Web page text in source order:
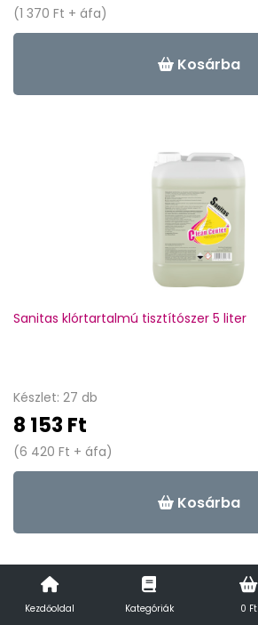
(1 370 Ft + áfa)
Kosárba
Sanitas klórtartalmú tisztítószer 5 liter
Készlet: 27 db
8 153 Ft
(6 420 Ft + áfa)
Kosárba
Kezdőoldal Kategóriák 0 Ft